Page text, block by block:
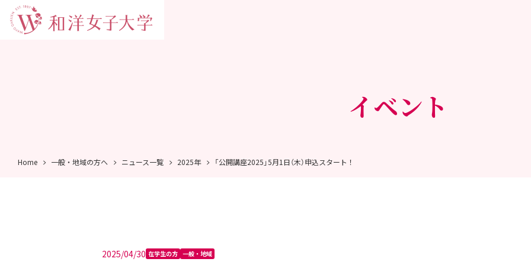
イベント
Home 一般・地域の方へ ニュース一覧 2025年 「公開講座2025」5月1日（木）申込スタート！
2025/04/30 在学生の方 一般・地域